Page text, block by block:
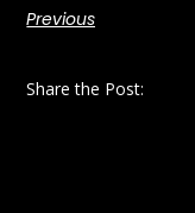
Previous
Share the Post: